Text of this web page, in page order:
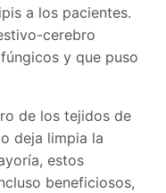
a los pacientes.
cerebro
y que puso
de los tejidos de
deja limpia la
estos
beneficiosos,